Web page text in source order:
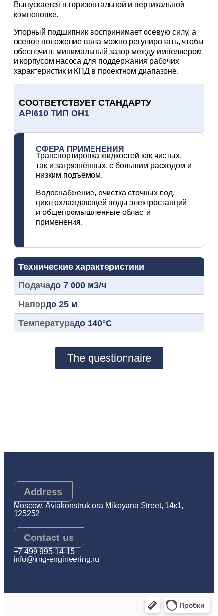
Выпускается в горизонтальной и вертикальной
компоновке.
Упорный подшипник воспринимает осевую силу, а
осевое положение вала можно регулировать, чтобы
обеспечить минимальный зазор между импеллером
и корпусом насоса для поддержания рабочих
характеристик и КПД в проектном диапазоне.
СООТВЕТСТВУЕТ СТАНДАРТУ
API610 ТИП OH1
СФЕРА ПРИМЕНЕНИЯ
Транспортировка жидкостей как чистых,
так и загрязнённых, с большим расходом и
низким подъёмом.
Водоснабжение, очистка сточных вод,
цикл охлаждающей воды электростанций
и общепромышленные области
применения.
Технические характеристики
Подачадо 7 000 м3/ч
Напордо 25 м
Температурадо 140°C
The questionnaire
Address
Moscow, Aviakonstruktora Mikoyana Street, 14к1,
125252
Contact us
+7 499 995-14-15
info@img-engineering.ru